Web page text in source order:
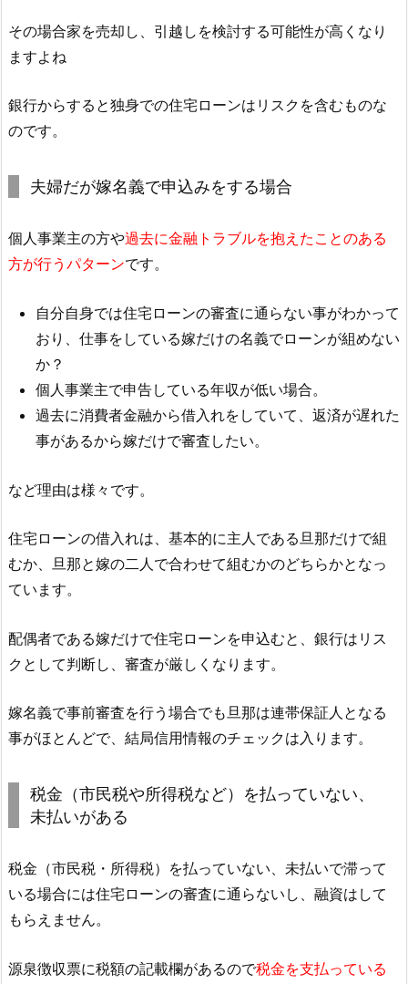
その場合家を売却し、引越しを検討する可能性が高くなり
ますよね
銀行からすると独身での住宅ローンはリスクを含むものな
のです。
夫婦だが嫁名義で申込みをする場合
個人事業主の方や過去に金融トラブルを抱えたことのある
方が行うパターンです。
自分自身では住宅ローンの審査に通らない事がわかって
おり、仕事をしている嫁だけの名義でローンが組めない
か？
個人事業主で申告している年収が低い場合。
過去に消費者金融から借入れをしていて、返済が遅れた
事があるから嫁だけで審査したい。
など理由は様々です。
住宅ローンの借入れは、基本的に主人である旦那だけで組
むか、旦那と嫁の二人で合わせて組むかのどちらかとなっ
ています。
配偶者である嫁だけで住宅ローンを申込むと、銀行はリス
クとして判断し、審査が厳しくなります。
嫁名義で事前審査を行う場合でも旦那は連帯保証人となる
事がほとんどで、結局信用情報のチェックは入ります。
税金（市民税や所得税など）を払っていない、
未払いがある
税金（市民税・所得税）を払っていない、未払いで滞って
いる場合には住宅ローンの審査に通らないし、融資はして
もらえません。
源泉徴収票に税額の記載欄があるので税金を支払っている